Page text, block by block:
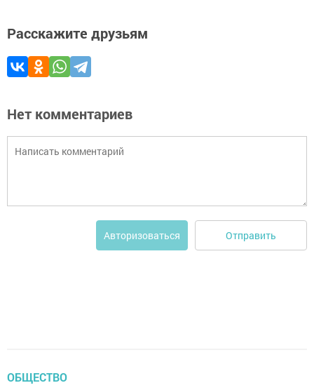
Расскажите друзьям
Нет комментариев
Авторизоваться Отправить
ОБЩЕСТВО